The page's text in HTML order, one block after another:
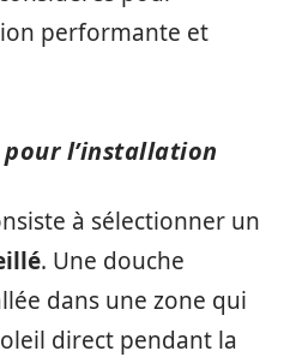
performante et
l’installation
à sélectionner un
. Une douche
dans une zone qui
direct pendant la